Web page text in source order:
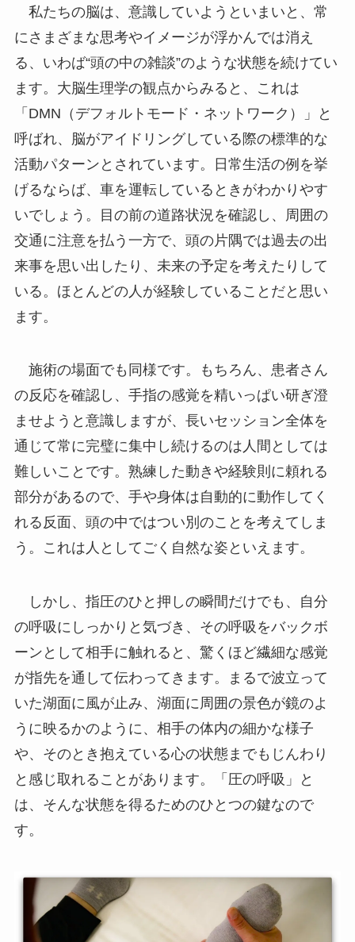
私たちの脳は、意識していようといまいと、常
にさまざまな思考やイメージが浮かんでは消え
る、いわば“頭の中の雑談”のような状態を続けてい
ます。大脳生理学の観点からみると、これは
「DMN（デフォルトモード・ネットワーク）」と
呼ばれ、脳がアイドリングしている際の標準的な
活動パターンとされています。日常生活の例を挙
げるならば、車を運転しているときがわかりやす
いでしょう。目の前の道路状況を確認し、周囲の
交通に注意を払う一方で、頭の片隅では過去の出
来事を思い出したり、未来の予定を考えたりして
いる。ほとんどの人が経験していることだと思い
ます。
施術の場面でも同様です。もちろん、患者さん
の反応を確認し、手指の感覚を精いっぱい研ぎ澄
ませようと意識しますが、長いセッション全体を
通じて常に完璧に集中し続けるのは人間としては
難しいことです。熟練した動きや経験則に頼れる
部分があるので、手や身体は自動的に動作してく
れる反面、頭の中ではつい別のことを考えてしま
う。これは人としてごく自然な姿といえます。
しかし、指圧のひと押しの瞬間だけでも、自分
の呼吸にしっかりと気づき、その呼吸をバックボ
ーンとして相手に触れると、驚くほど繊細な感覚
が指先を通して伝わってきます。まるで波立って
いた湖面に風が止み、湖面に周囲の景色が鏡のよ
うに映るかのように、相手の体内の細かな様子
や、そのとき抱えている心の状態までもじんわり
と感じ取れることがあります。「圧の呼吸」と
は、そんな状態を得るためのひとつの鍵なので
す。